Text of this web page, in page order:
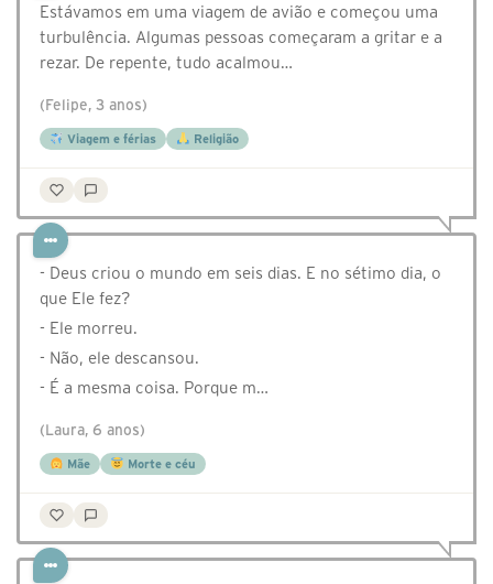
Estávamos em uma viagem de avião e começou uma
turbulência. Algumas pessoas começaram a gritar e a
rezar. De repente, tudo acalmou…
(Felipe, 3 anos)
Viagem e férias Religião
- Deus criou o mundo em seis dias. E no sétimo dia, o
que Ele fez?
- Ele morreu.
- Não, ele descansou.
- É a mesma coisa. Porque m…
(Laura, 6 anos)
Mãe Morte e céu